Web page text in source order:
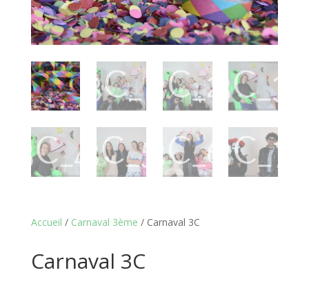
Accueil / Carnaval 3ème / Carnaval 3C
Carnaval 3C